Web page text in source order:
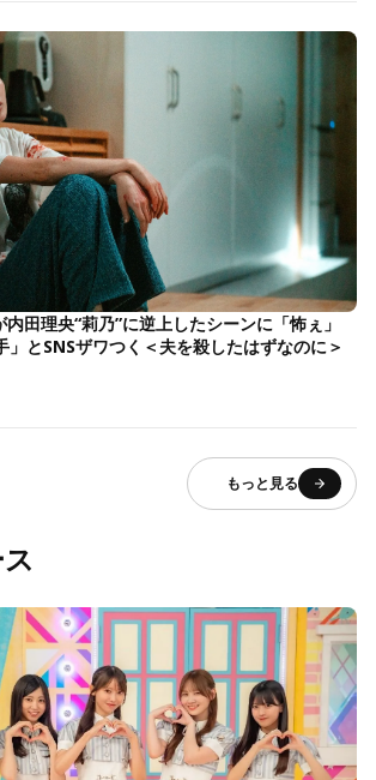
田理央“莉乃”に逆上したシーンに「怖ぇ」
」とSNSザワつく＜夫を殺したはずなのに＞
もっと見る